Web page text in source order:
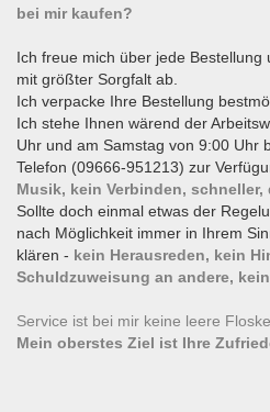
bei mir kaufen?
Ich freue mich über jede Bestellung
mit größter Sorgfalt ab.
Ich verpacke Ihre Bestellung
Ich stehe Ihnen wärend der
Uhr und am Samstag von 9:00 Uhr
Telefon (09666-951213) zur
Musik, kein Verbinden,
Sollte doch einmal etwas der
nach Möglichkeit immer in Ihrem
klären - kein Herausreden, kein
Schuldzuweisung an andere,
Service ist bei mir keine leere
Mein oberstes Ziel ist Ihre